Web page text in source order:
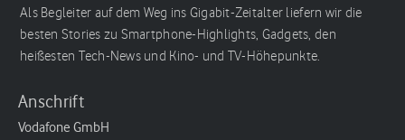
Als Begleiter auf dem Weg ins Gigabit-Zeitalter liefern wir die
besten Stories zu Smartphone-Highlights, Gadgets, den
heißesten Tech-News und Kino- und TV-Höhepunkte.
Anschrift
Vodafone GmbH